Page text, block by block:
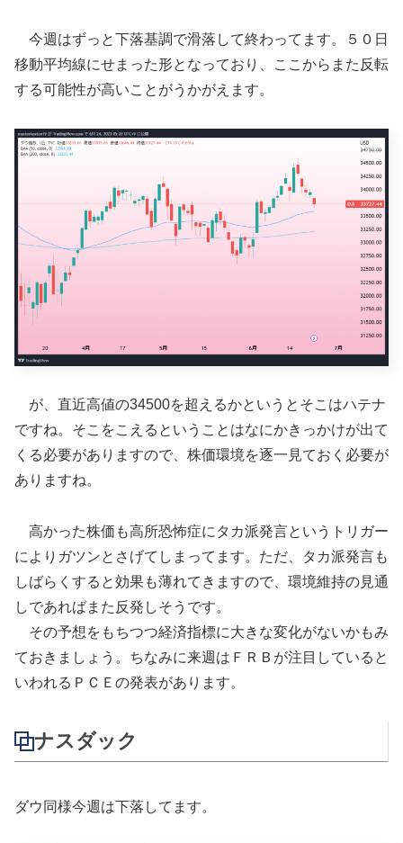
今週はずっと下落基調で滑落して終わってます。５０日
移動平均線にせまった形となっており、ここからまた反転
する可能性が高いことがうかがえます。
が、直近高値の34500を超えるかというとそこはハテナ
ですね。そこをこえるということはなにかきっかけが出て
くる必要がありますので、株価環境を逐一見ておく必要が
ありますね。
高かった株価も高所恐怖症にタカ派発言というトリガー
によりガツンとさげてしまってます。ただ、タカ派発言も
しばらくすると効果も薄れてきますので、環境維持の見通
しであればまた反発しそうです。
その予想をもちつつ経済指標に大きな変化がないかもみ
ておきましょう。ちなみに来週はＦＲＢが注目していると
いわれるＰＣＥの発表があります。
ナスダック
ダウ同様今週は下落してます。